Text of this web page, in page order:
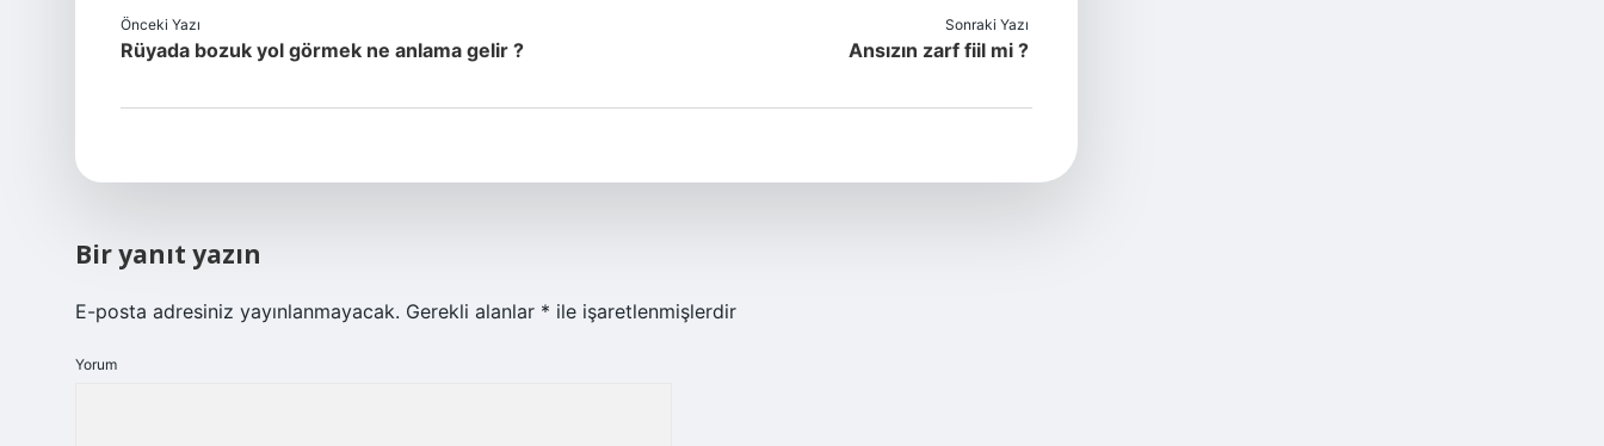
Önceki Yazı
Rüyada bozuk yol görmek ne anlama gelir ?
Sonraki Yazı
Ansızın zarf fiil mi ?
Bir yanıt yazın
E-posta adresiniz yayınlanmayacak. Gerekli alanlar * ile işaretlenmişlerdir
Yorum